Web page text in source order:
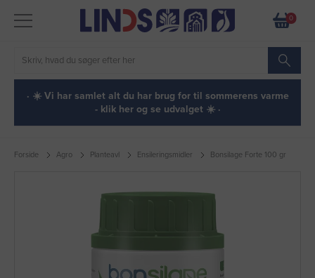
0
· ☀️ Vi har samlet alt du har brug for til sommerens varme
- klik her og se udvalget ☀️ ·
Forside Agro Planteavl Ensileringsmidler Bonsilage Forte 100 gr